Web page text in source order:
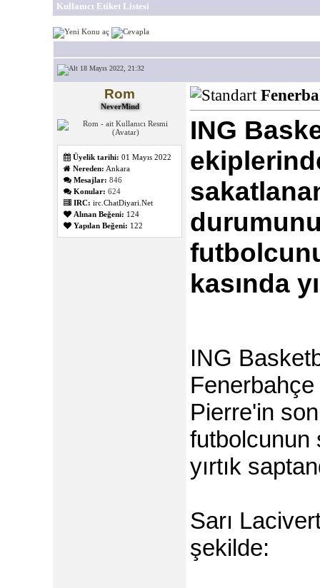
Kullanıcı Etiket Listesi
18 Mayıs 2022, 21:32
Rom
NeverMind
Üyelik tarihi: 01 Mayıs 2022
Nereden: Ankara
Mesajlar: 846
Konular: 624
IRC: irc.ChatDiyari.Net
Alınan Beğeni: 124
Yapılan Beğeni: 122
ING
durumunu
kasında
ING
Pierre'in
futbolcunun
yırtık
Sarı
şekilde: